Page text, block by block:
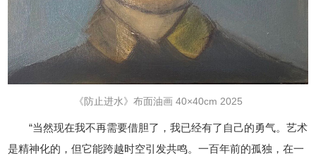
《防止进水》布面油画 40×40cm 2025
“当然现在我不再需要借胆了，我已经有了自己的勇气。艺术
是精神化的，但它能跨越时空引发共鸣。一百年前的孤独，在一